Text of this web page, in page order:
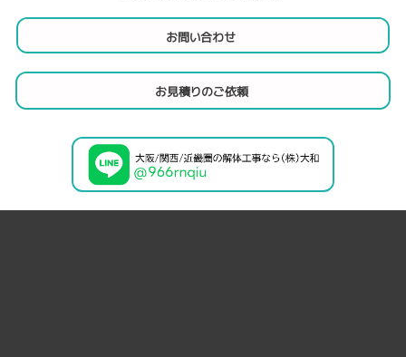
お問い合わせ
お見積りのご依頼